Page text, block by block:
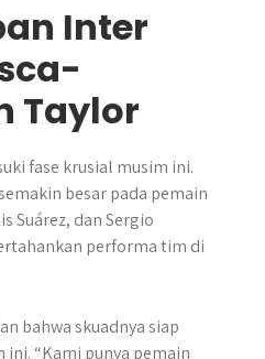
Inter
Taylor
fase krusial musim ini.
besar pada pemain
Suárez, dan Sergio
performa tim di
bahwa skuadnya siap
“Kami punya pemain